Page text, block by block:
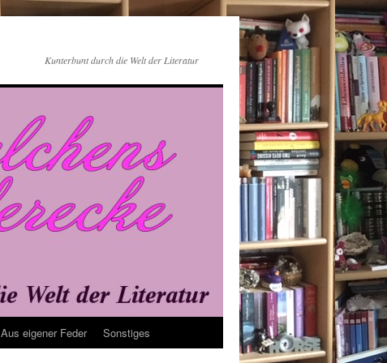
Kunterbunt durch die Welt der Literatur
Aus eigener Feder Sonstiges